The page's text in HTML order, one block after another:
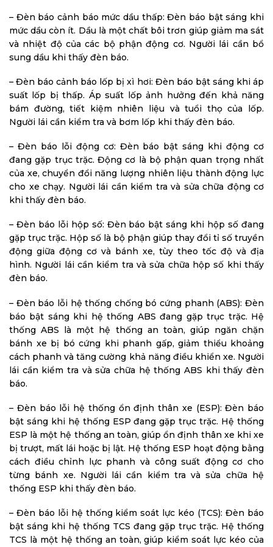
– Đèn báo cảnh báo mức dầu thấp: Đèn báo bật sáng khi
mức dầu còn ít. Dầu là một chất bôi trơn giúp giảm ma sát
và nhiệt độ của các bộ phận động cơ. Người lái cần bổ
sung dầu khi thấy đèn báo.
– Đèn báo cảnh báo lốp bị xì hơi: Đèn báo bật sáng khi áp
suất lốp bị thấp. Áp suất lốp ảnh hưởng đến khả năng
bám đường, tiết kiệm nhiên liệu và tuổi thọ của lốp.
Người lái cần kiểm tra và bơm lốp khi thấy đèn báo.
– Đèn báo lỗi động cơ: Đèn báo bật sáng khi động cơ
đang gặp trục trặc. Động cơ là bộ phận quan trọng nhất
của xe, chuyển đổi năng lượng nhiên liệu thành động lực
cho xe chạy. Người lái cần kiểm tra và sửa chữa động cơ
khi thấy đèn báo.
– Đèn báo lỗi hộp số: Đèn báo bật sáng khi hộp số đang
gặp trục trặc. Hộp số là bộ phận giúp thay đổi tỉ số truyền
động giữa động cơ và bánh xe, tùy theo tốc độ và địa
hình. Người lái cần kiểm tra và sửa chữa hộp số khi thấy
đèn báo.
– Đèn báo lỗi hệ thống chống bó cứng phanh (ABS): Đèn
báo bật sáng khi hệ thống ABS đang gặp trục trặc. Hệ
thống ABS là một hệ thống an toàn, giúp ngăn chặn
bánh xe bị bó cứng khi phanh gấp, giảm thiểu khoảng
cách phanh và tăng cường khả năng điều khiển xe. Người
lái cần kiểm tra và sửa chữa hệ thống ABS khi thấy đèn
báo.
– Đèn báo lỗi hệ thống ổn định thân xe (ESP): Đèn báo
bật sáng khi hệ thống ESP đang gặp trục trặc. Hệ thống
ESP là một hệ thống an toàn, giúp ổn định thân xe khi xe
bị trượt, mất lái hoặc bị lật. Hệ thống ESP hoạt động bằng
cách điều chỉnh lực phanh và công suất động cơ cho
từng bánh xe. Người lái cần kiểm tra và sửa chữa hệ
thống ESP khi thấy đèn báo.
– Đèn báo lỗi hệ thống kiểm soát lực kéo (TCS): Đèn báo
bật sáng khi hệ thống TCS đang gặp trục trặc. Hệ thống
TCS là một hệ thống an toàn, giúp kiểm soát lực kéo của